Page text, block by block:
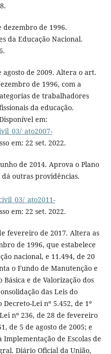
dezembro de 1996.
da Educação Nacional.
agosto de 2009. Altera o art.
de 1996, com a
de trabalhadores
da educação.
em:
_ato2007-
em: 22 set. 2022.
de 2014. Aprova o Plano
dá outras providências.
_ato2011-
em: 22 set. 2022.
fevereiro de 2017. Altera as
de 1996, que estabelece
nacional, e 11.494, de 20
o Fundo de Manutenção e
e de Valorização dos
das Leis do
Lei nº 5.452, de 1º
nº 236, de 28 de fevereiro
de 5 de agosto de 2005; e
de Escolas de
Diário Oficial da União,